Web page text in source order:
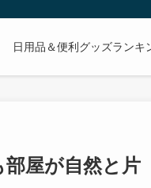
日用品＆便利グッズランキ
屋が自然と片